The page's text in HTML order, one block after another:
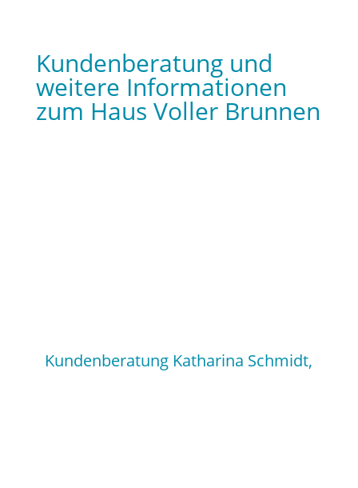
Kundenberatung und
weitere Informationen
zum Haus Voller Brunnen
Kundenberatung Katharina Schmidt,